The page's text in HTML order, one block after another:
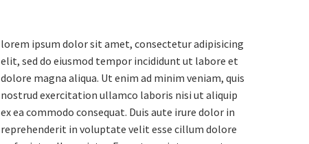
lorem ipsum dolor sit amet, consectetur adipisicing
elit, sed do eiusmod tempor incididunt ut labore et
dolore magna aliqua. Ut enim ad minim veniam, quis
nostrud exercitation ullamco laboris nisi ut aliquip
ex ea commodo consequat. Duis aute irure dolor in
reprehenderit in voluptate velit esse cillum dolore